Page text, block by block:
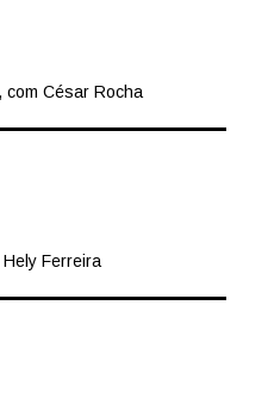
com César Rocha
Ferreira